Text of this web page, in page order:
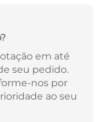
em até
seu pedido.
nos por
ao seu